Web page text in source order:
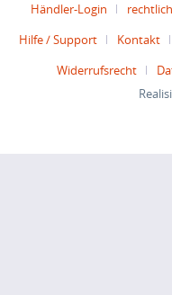
Händler-Login
Hilfe / Support
Kontakt
Widerrufsrecht